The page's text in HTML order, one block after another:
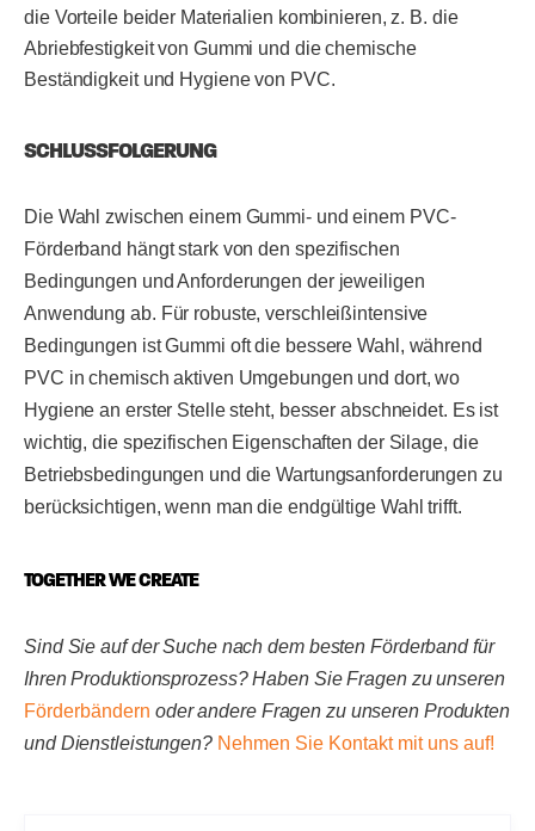
die Vorteile beider Materialien kombinieren, z. B. die
Abriebfestigkeit von Gummi und die chemische
Beständigkeit und Hygiene von PVC.
SCHLUSSFOLGERUNG
Die Wahl zwischen einem Gummi- und einem PVC-
Förderband hängt stark von den spezifischen
Bedingungen und Anforderungen der jeweiligen
Anwendung ab. Für robuste, verschleißintensive
Bedingungen ist Gummi oft die bessere Wahl, während
PVC in chemisch aktiven Umgebungen und dort, wo
Hygiene an erster Stelle steht, besser abschneidet. Es ist
wichtig, die spezifischen Eigenschaften der Silage, die
Betriebsbedingungen und die Wartungsanforderungen zu
berücksichtigen, wenn man die endgültige Wahl trifft.
TOGETHER WE CREATE
Sind Sie auf der Suche nach dem besten Förderband für
Ihren Produktionsprozess? Haben Sie Fragen zu unseren
Förderbändern oder andere Fragen zu unseren Produkten
und Dienstleistungen? Nehmen Sie Kontakt mit uns auf!